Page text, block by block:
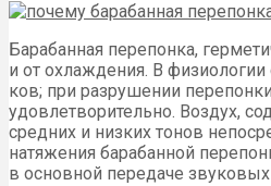
Барабанная перепонка,
и от охлаждения. В
ков; при разрушении
удовлетворительно. Воздух,
средних и низких тонов
натяжения барабанной
в основной передаче